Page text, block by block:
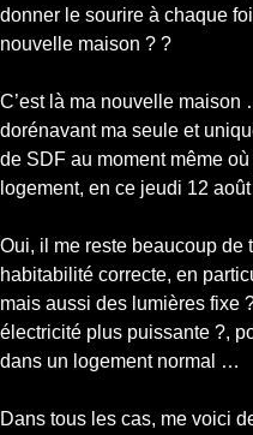
donner le sourire à chaque
nouvelle maison ? ?
C’est là ma nouvelle
dorénavant ma seule et
de SDF au moment même
logement, en ce jeudi 12
Oui, il me reste beaucoup de
habitabilité correcte, en
mais aussi des lumières fixe
électricité plus puissante ?,
dans un logement normal …
Dans tous les cas, me voici